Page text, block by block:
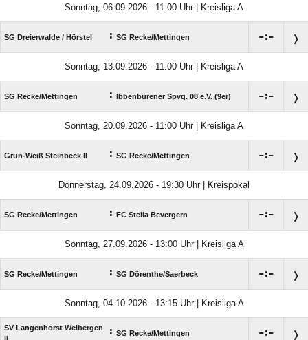
Sonntag, 06.09.2026 - 11:00 Uhr | Kreisliga A
SG Dreierwalde /​ Hörstel : SG Recke/​Mettingen :
Sonntag, 13.09.2026 - 11:00 Uhr | Kreisliga A
SG Recke/​Mettingen : Ibbenbürener Spvg. 08 e.V. (9er) :
Sonntag, 20.09.2026 - 11:00 Uhr | Kreisliga A
Grün-Weiß Steinbeck II : SG Recke/​Mettingen :
Donnerstag, 24.09.2026 - 19:30 Uhr | Kreispokal
SG Recke/​Mettingen : FC Stella Bevergern :
Sonntag, 27.09.2026 - 13:00 Uhr | Kreisliga A
SG Recke/​Mettingen : SG Dörenthe/​Saerbeck :
Sonntag, 04.10.2026 - 13:15 Uhr | Kreisliga A
SV Langenhorst Welbergen
: SG Recke/​Mettingen :